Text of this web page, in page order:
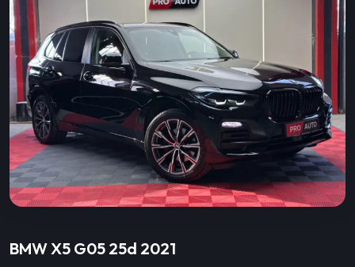
BMW X5 G05 25d 2021